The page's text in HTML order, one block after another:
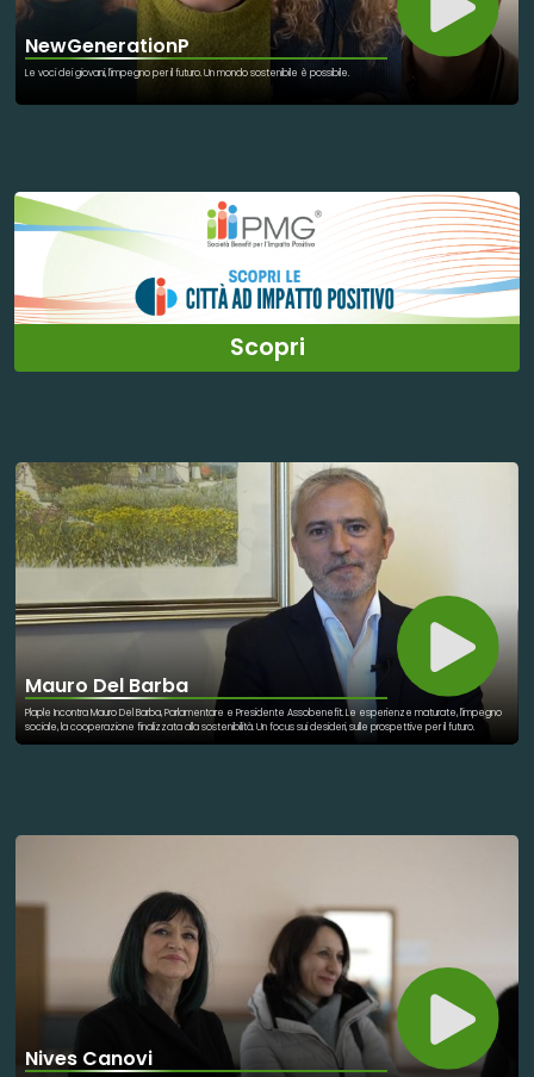
NewGenerationP
Le voci dei giovani, l'impegno per il futuro. Un mondo sostenibile è possibile.
Scopri
Mauro Del Barba
Plaple Incontra Mauro Del Barba, Parlamentare e Presidente Assobenefit. Le esperienze maturate, l'impegno
sociale, la cooperazione finalizzata alla sostenibilità. Un focus sui desideri, sulle prospettive per il futuro.
Nives Canovi